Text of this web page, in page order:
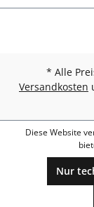
* Alle
Versandkosten
Diese Website
Nur